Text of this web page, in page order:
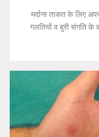
मर्दाना ताकत के लिए
गलतियों व बुरी संगति के